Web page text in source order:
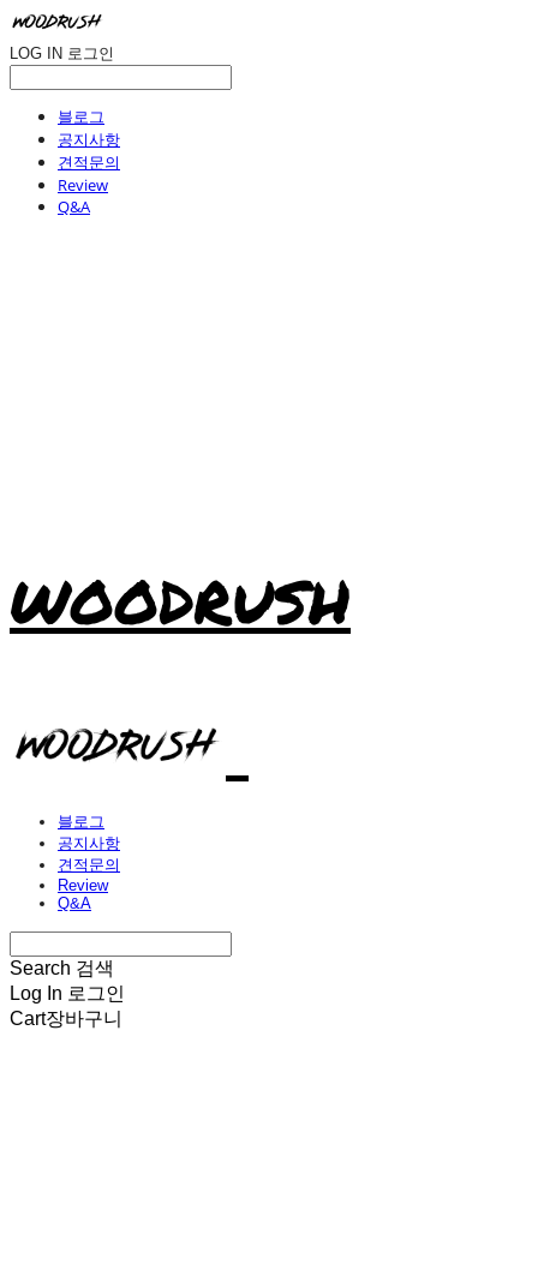
LOG IN 로그인
블로그
공지사항
견적문의
Review
Q&A
WOODRUSH
블로그
공지사항
견적문의
Review
Q&A
Search 검색
Log In 로그인
Cart장바구니